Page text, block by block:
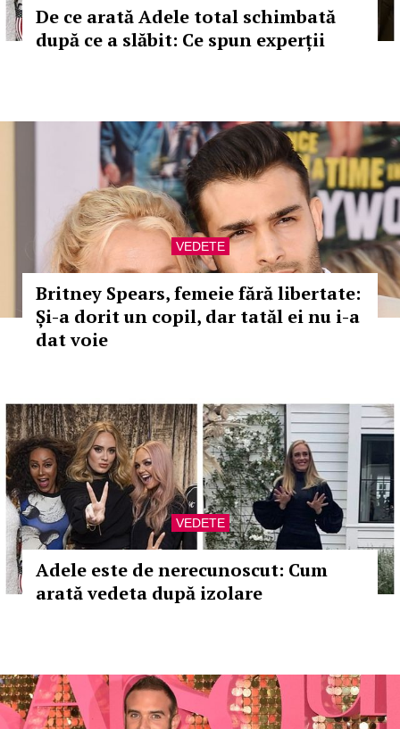
De ce arată Adele total schimbată
după ce a slăbit: Ce spun experții
VEDETE
Britney Spears, femeie fără libertate:
Și-a dorit un copil, dar tatăl ei nu i-a
dat voie
VEDETE
Adele este de nerecunoscut: Cum
arată vedeta după izolare